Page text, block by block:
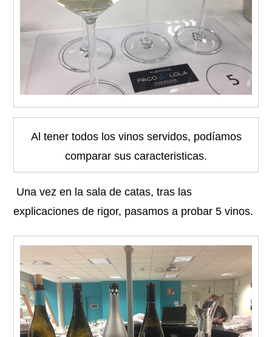
Al tener todos los vinos servidos, podíamos
comparar sus caracteristicas.
Una vez en la sala de catas, tras las
explicaciones de rigor, pasamos a probar 5 vinos.